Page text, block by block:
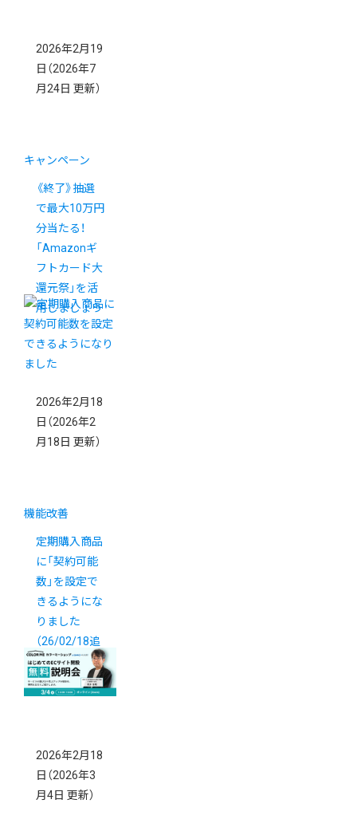
2026年2月19
日 （2026年7
月24日 更新）
キャンペーン
《終了》抽選
で最大10万円
分当たる！
「Amazonギ
フトカード大
還元祭」を活
用しましょう
2026年2月18
日 （2026年2
月18日 更新）
機能改善
定期購入商品
に「契約可能
数」を設定で
きるようにな
りました
（26/02/18追
記）
2026年2月18
日 （2026年3
月4日 更新）